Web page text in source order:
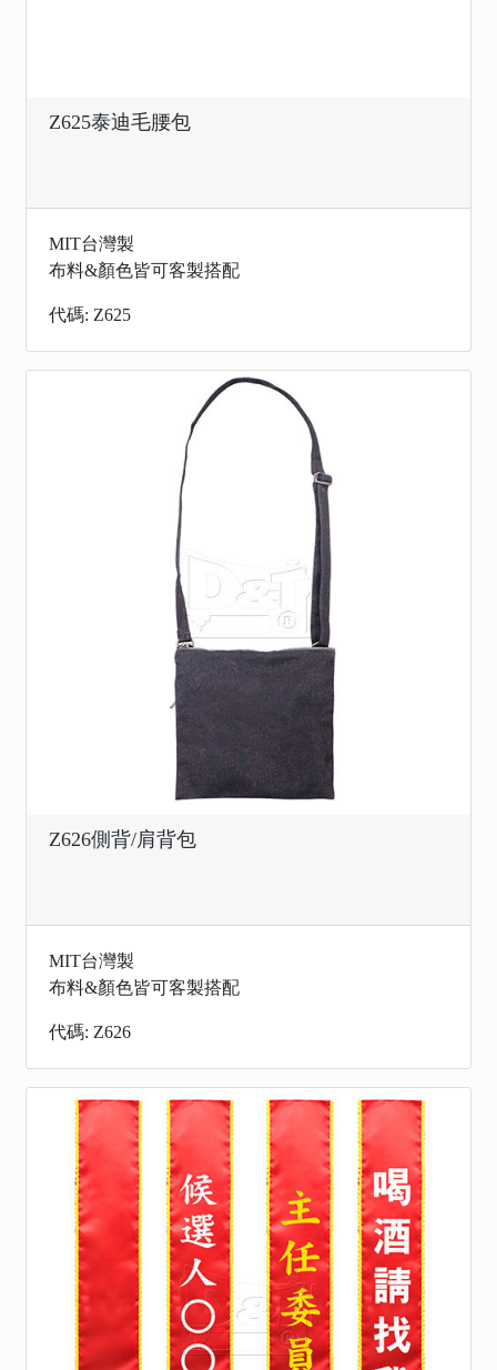
Z625泰迪毛腰包
MIT台灣製
布料&顏色皆可客製搭配
代碼: Z625
Z626側背/肩背包
MIT台灣製
布料&顏色皆可客製搭配
代碼: Z626